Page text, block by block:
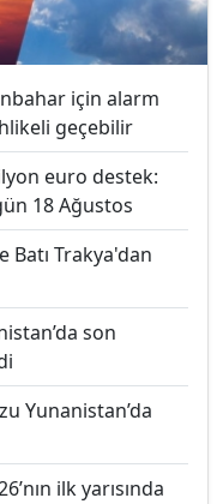
için alarm
geçebilir
euro destek:
18 Ağustos
Batı Trakya'dan
son
Yunanistan’da
ilk yarısında